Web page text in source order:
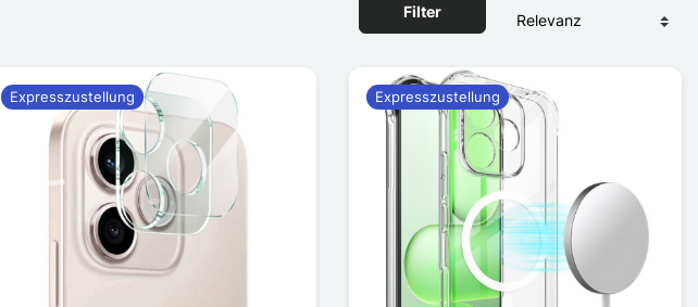
Filter
Expresszustellung Expresszustellung